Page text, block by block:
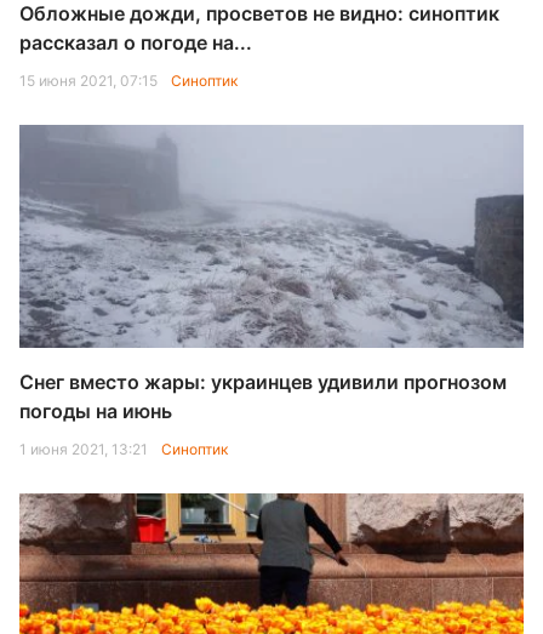
Обложные дожди, просветов не видно: синоптик
рассказал о погоде на...
15 июня 2021, 07:15 Синоптик
Снег вместо жары: украинцев удивили прогнозом
погоды на июнь
1 июня 2021, 13:21 Синоптик